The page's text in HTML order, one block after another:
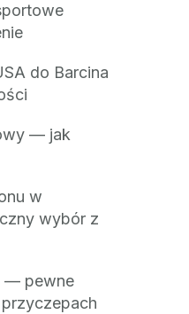
do Barcina
— jak
w
wybór z
— pewne